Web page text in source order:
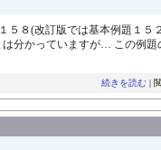
５８(改訂版では基本例題１５
分かっていますが… この例題
続きを読む |